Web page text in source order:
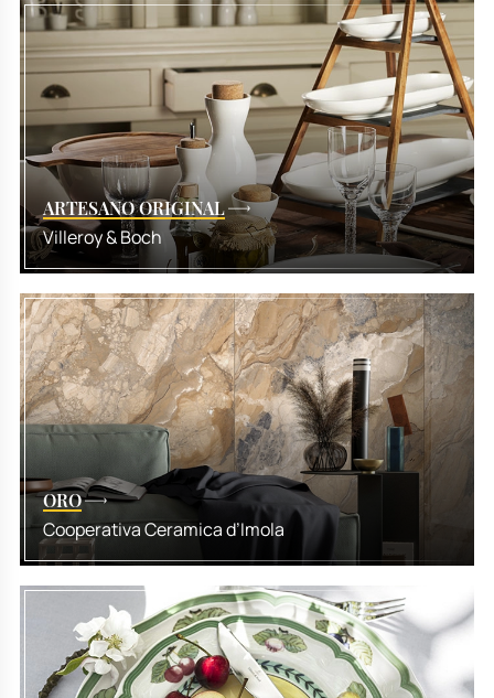
ARTESANO ORIGINAL
Villeroy & Boch
ORO
Cooperativa Ceramica d’Imola